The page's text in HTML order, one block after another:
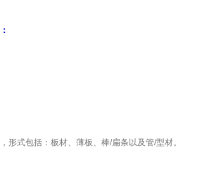
形式包括：板材、薄板、棒/扁条以及管/型材。